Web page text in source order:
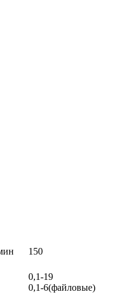
150
0,1-19
0,1-6(файловые)